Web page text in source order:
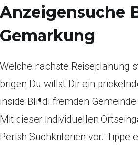
Anzeigensuche
Gemarkung
Welche nachste Reiseplanung
brigen Du willst Dir ein
inside Bli¶di fremden
Mit dieser individuellen
Perish Suchkriterien vor. Tippe